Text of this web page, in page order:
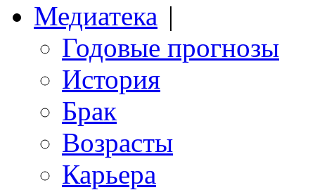
Медиатека |
Годовые прогнозы
История
Брак
Возрасты
Карьера